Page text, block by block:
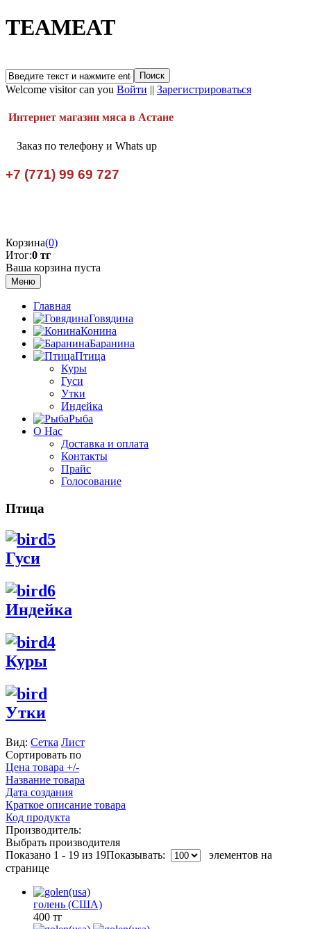
TEAMEAT
Welcome visitor can you Войти || Зарегистрироваться
Интернет магазин мяса в Астане
Заказ по телефону и Whats up
+7 (771) 99 69 727
Корзина(0)
Итог:0 тг
Ваша корзина пуста
Меню
Главная
Говядина
Конина
Баранина
Птица
Куры
Гуси
Утки
Индейка
Рыба
О Нас
Доставка и оплата
Контакты
Прайс
Голосование
Птица
Гуси
Индейка
Куры
Утки
Вид: Сетка Лист
Сортировать по
Цена товара +/-
Название товара
Дата создания
Краткое описание товара
Код продукта
Производитель:
Выбрать производителя
Показано 1 - 19 из 19Показывать:
элементов на
странице
голень (США)
400 тг